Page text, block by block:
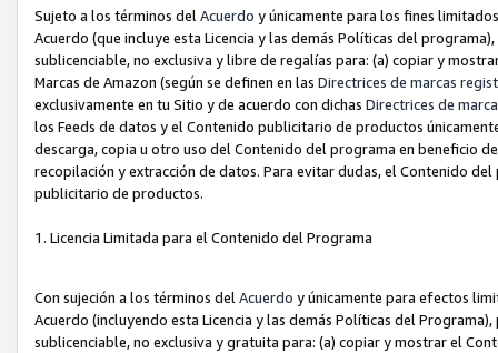
Sujeto a los términos del Acuerdo y únicamente para los fines
Acuerdo (que incluye esta Licencia y las demás Políticas del
sublicenciable, no exclusiva y libre de regalías para: (a) copiar y
Marcas de Amazon (según se definen en las Directrices de marcas
exclusivamente en tu Sitio y de acuerdo con dichas Directrices de
los Feeds de datos y el Contenido publicitario de productos
descarga, copia u otro uso del Contenido del programa en beneficio
recopilación y extracción de datos. Para evitar dudas, el Contenido
publicitario de productos.
1. Licencia Limitada para el Contenido del Programa
Con sujeción a los términos del Acuerdo y únicamente para efectos
Acuerdo (incluyendo esta Licencia y las demás Políticas del
sublicenciable, no exclusiva y gratuita para: (a) copiar y mostrar el